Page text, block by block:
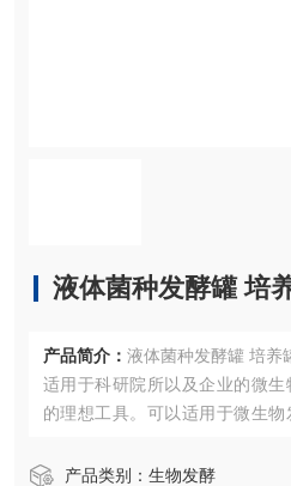
液体菌种发酵罐 培
产品简介： 液体菌种发酵罐 培养
适用于科研院所以及企业的微
的理想工具。可以适用于微生物
是粗醪培养基尤能适应
产品类别： 生物发酵